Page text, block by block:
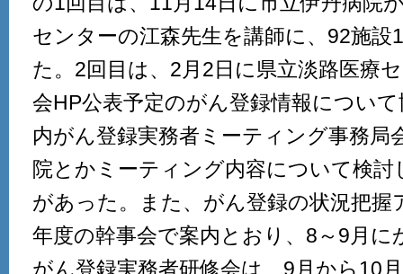
センターの江森先生を講師に、92施設
た。2回目は、2月2日に県立淡路医療
会HP公表予定のがん登録情報につい
内がん登録実務者ミーティング事務局
院とかミーティング内容について検討
があった。また、がん登録の状況把握
年度の幹事会で案内とおり、8～9月に
がん登録実務者研修会は、9月から10